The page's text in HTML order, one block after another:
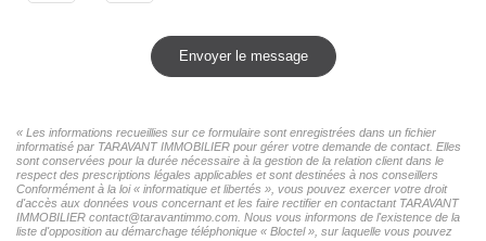
Envoyer le message
« Les informations recueillies sur ce formulaire sont enregistrées dans un fichier
informatisé par TARAVANT IMMOBILIER pour gérer votre demande de contact. Elles
sont conservées pour la durée nécessaire à la gestion de la relation client dans le
respect des prescriptions légales applicables et sont destinées à nos conseillers
Conformément à la loi « informatique et libertés », vous pouvez exercer votre droit
d'accès aux données vous concernant et les faire rectifier en contactant TARAVANT
IMMOBILIER contact@taravantimmo.com. Nous vous informons de l'existence de la
liste d'opposition au démarchage téléphonique « Bloctel », sur laquelle vous pouvez